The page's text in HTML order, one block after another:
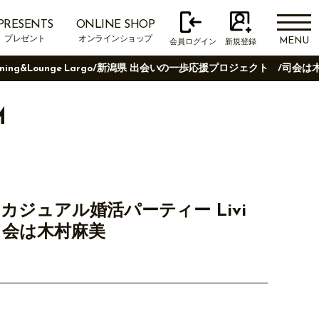
PRESENTS
プレゼント
ONLINE SHOP
オンラインショップ 会員ログイン 新規登録 MENU
Largo/新潟県 出会いの一歩応援プロジェクト /司会は
ジュアル婚活パーティー Livi
は木村麻美